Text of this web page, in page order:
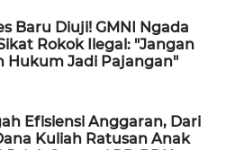
Baru Diuji! GMNI Ngada
Rokok Ilegal: "Jangan
Hukum Jadi Pajangan"
Efisiensi Anggaran, Dari
Kuliah Ratusan Anak